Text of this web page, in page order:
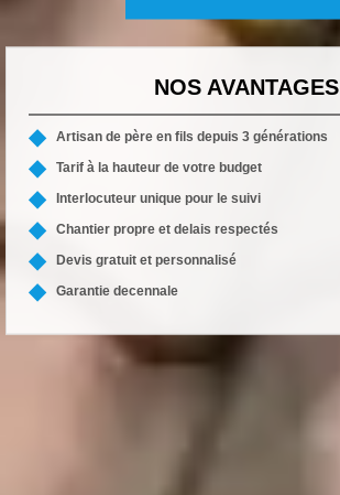
NOS AVANTAGES
Artisan de père en fils depuis 3 générations
Tarif à la hauteur de votre budget
Interlocuteur unique pour le suivi
Chantier propre et delais respectés
Devis gratuit et personnalisé
Garantie decennale